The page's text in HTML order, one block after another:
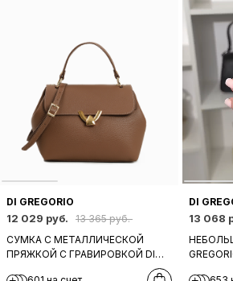
DI GREGORIO
12 029 руб.
13 365 руб.
СУМКА С МЕТАЛЛИЧЕСКОЙ
ПРЯЖКОЙ С ГРАВИРОВКОЙ DI
DI
13 068